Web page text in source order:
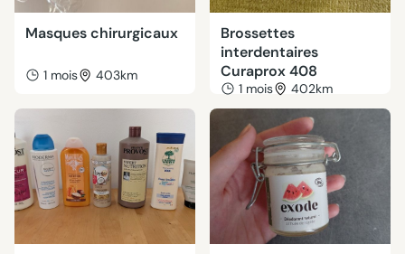
Masques chirurgicaux
1 mois 403km
Brossettes
interdentaires
Curaprox 408
1 mois 402km